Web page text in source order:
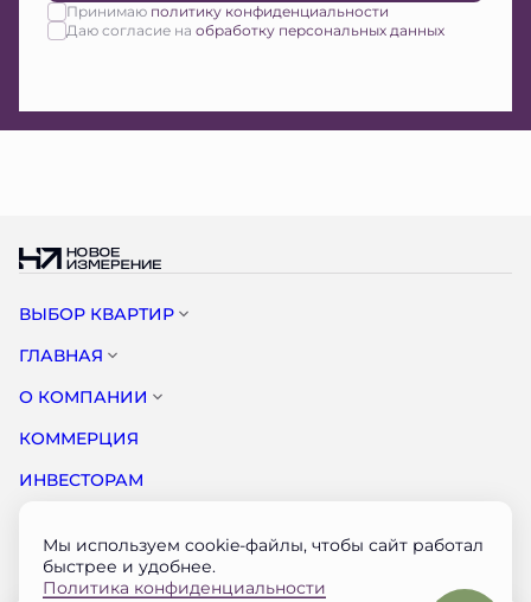
Принимаю политику конфиденциальности
Даю согласие на обработку персональных данных
ВЫБОР КВАРТИР
ГЛАВНАЯ
О КОМПАНИИ
КОММЕРЦИЯ
ИНВЕСТОРАМ
КОНТАКТЫ
Мы используем cookie-файлы, чтобы сайт работал
быстрее и удобнее.
Политика конфиденциальности